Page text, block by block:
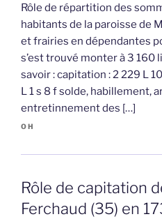
Rôle de répartition des
habitants de la paroisse de
et frairies en dépendantes
s’est trouvé monter à 3 160
savoir : capitation : 2 229 L
L 1 s 8 f solde, habillement,
entretinnement des […]
OH
Rôle de capitation
Ferchaud (35) en